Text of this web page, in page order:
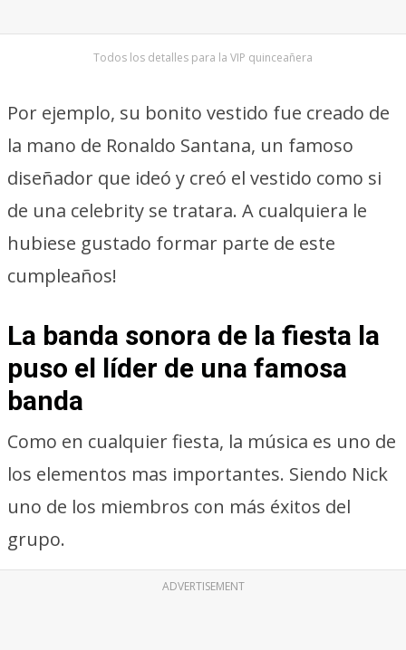
Todos los detalles para la VIP quinceañera
Por ejemplo, su bonito vestido fue creado de
la mano de Ronaldo Santana, un famoso
diseñador que ideó y creó el vestido como si
de una celebrity se tratara. A cualquiera le
hubiese gustado formar parte de este
cumpleaños!
La banda sonora de la fiesta la
puso el líder de una famosa
banda
Como en cualquier fiesta, la música es uno de
los elementos mas importantes. Siendo Nick
uno de los miembros con más éxitos del
grupo.
ADVERTISEMENT